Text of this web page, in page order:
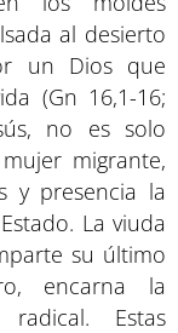
al desierto
un Dios que
(Gn 16,1-16;
no es solo
migrante,
y presencia la
La viuda
su último
encarna la
Estas